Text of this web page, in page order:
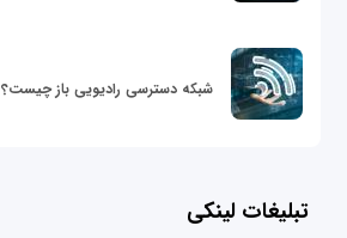
شبکه دسترسی رادیویی باز چیست؟
تبلیغات لینکی